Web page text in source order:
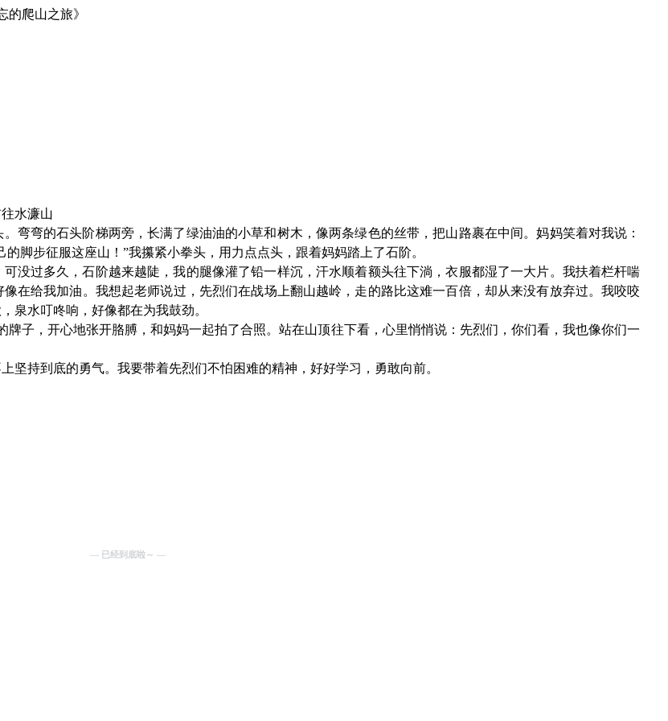
爬山之旅》
水濂山
弯弯的石头阶梯两旁，长满了绿油油的小草和树木，像两条绿色的丝带，把山路裹在中间。妈妈笑着对我说：
脚步征服这座山！”我攥紧小拳头，用力点点头，跟着妈妈踏上了石阶。
没过多久，石阶越来越陡，我的腿像灌了铅一样沉，汗水顺着额头往下淌，衣服都湿了一大片。我扶着栏杆喘
在给我加油。我想起老师说过，先烈们在战场上翻山越岭，走的路比这难一百倍，却从来没有放弃过。我咬咬
泉水叮咚响，好像都在为我鼓劲。
牌子，开心地张开胳膊，和妈妈一起拍了合照。站在山顶往下看，心里悄悄说：先烈们，你们看，我也像你们一
持到底的勇气。我要带着先烈们不怕困难的精神，好好学习，勇敢向前。
— 已经到底啦～ —